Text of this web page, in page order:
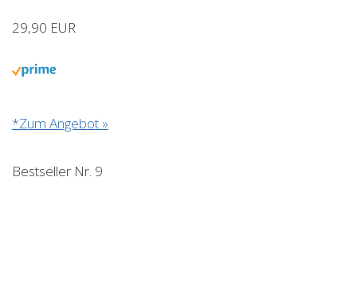
29,90 EUR
*Zum Angebot »
Bestseller Nr. 9